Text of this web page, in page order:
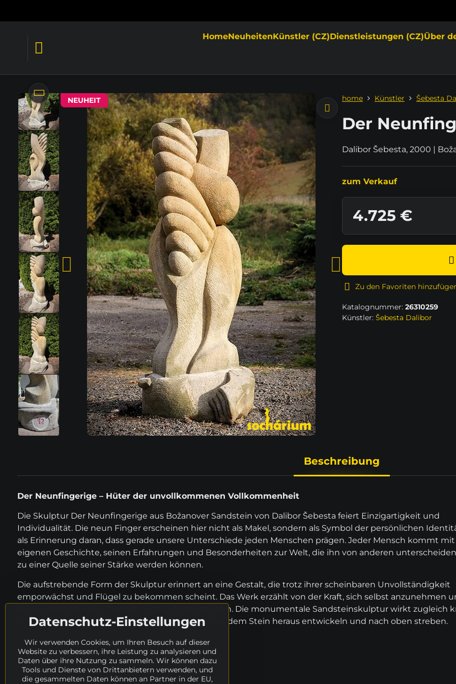
HomeNeuheitenKünstler (CZ)Dienstleistungen (CZ)Über
NEUHEIT home Künstler Šebesta
Der
Dalibor Šebesta, 2000 |
zum Verkauf
4.725 €
Zu den Favoriten
Katalognummer: 26310259
Künstler: Šebesta Dalibor
Beschreibung
Der Neunfingerige – Hüter der unvollkommenen Vollkommenheit
Die Skulptur Der Neunfingerige aus Božanover Sandstein von Dalibor Šebesta feiert Einzigartigkeit und
Individualität. Die neun Finger erscheinen hier nicht als Makel, sondern als Symbol der persönlichen
als Erinnerung daran, dass gerade unsere Unterschiede jeden Menschen prägen. Jeder Mensch kommt
eigenen Geschichte, seinen Erfahrungen und Besonderheiten zur Welt, die ihn von anderen
zu einer Quelle seiner Stärke werden können.
Die aufstrebende Form der Skulptur erinnert an eine Gestalt, die trotz ihrer scheinbaren Unvollständigkeit
emporwächst und Flügel zu bekommen scheint. Das Werk erzählt von der Kraft, sich selbst anzunehmen
eigene Besonderheit in einen Vorzug zu verwandeln. Die monumentale Sandsteinskulptur wirkt zugleich
und leicht, als würde sich die Bewegung direkt aus dem Stein heraus entwickeln und nach oben streben.
Dalibor Šebesta, Der Neunfingerige, 2000
Božanover Sandstein
130 × 52 × 52 cm
200 kg
Datenschutz-Einstellungen
Wir verwenden Cookies, um Ihren Besuch auf dieser
Website zu verbessern, ihre Leistung zu analysieren und
Daten über ihre Nutzung zu sammeln. Wir können dazu
Tools und Dienste von Drittanbietern verwenden, und
die gesammelten Daten können an Partner in der EU,